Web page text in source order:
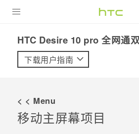
VIVE
支持帮助
在线客服
HTC Desire 10 pro 全网通
下载用户指南
< < Menu
移动主屏幕项目